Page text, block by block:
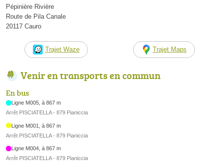
Pépinière Rivière
Route de Pila Canale
20117 Cauro
Trajet Waze Trajet Maps
Venir en transports en commun
En bus
Ligne M005, à 867 m
Arrêt PISCIATELLA - 879 Pianiccia
Ligne M001, à 867 m
Arrêt PISCIATELLA - 879 Pianiccia
Ligne M004, à 867 m
Arrêt PISCIATELLA - 879 Pianiccia